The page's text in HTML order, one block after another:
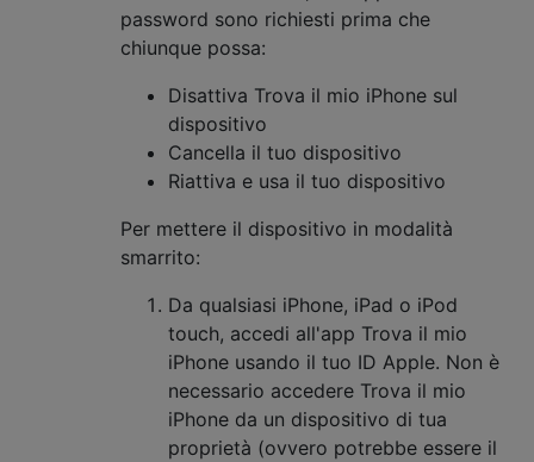
password sono richiesti prima che
chiunque possa:
Disattiva Trova il mio iPhone sul
dispositivo
Cancella il tuo dispositivo
Riattiva e usa il tuo dispositivo
Per mettere il dispositivo in modalità
smarrito:
Da qualsiasi iPhone, iPad o iPod
touch, accedi all'app Trova il mio
iPhone usando il tuo ID Apple. Non è
necessario accedere Trova il mio
iPhone da un dispositivo di tua
proprietà (ovvero potrebbe essere il